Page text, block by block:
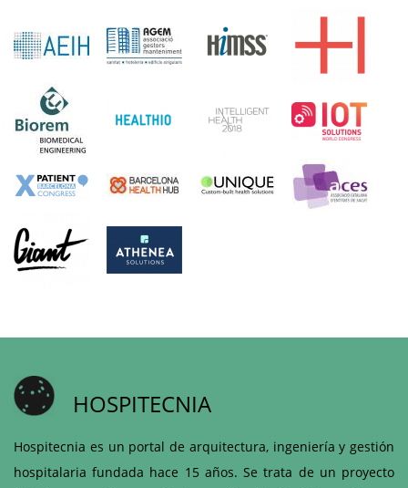
HOSPITECNIA
Hospitecnia es un portal de arquitectura, ingeniería y gestión
hospitalaria fundada hace 15 años. Se trata de un proyecto